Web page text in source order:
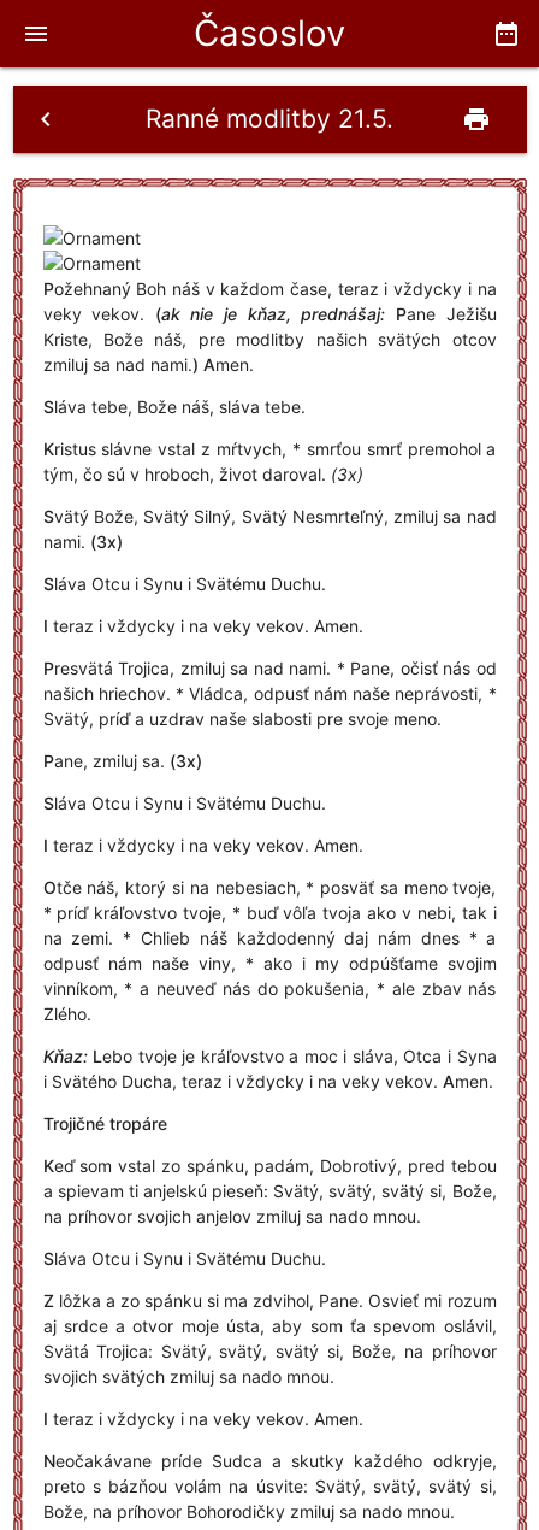
Časoslov date_range
menu
Ranné modlitby 21.5.
chevron_left print
Požehnaný Boh náš v každom čase, teraz i vždycky i na
veky vekov. (ak nie je kňaz, prednášaj: Pane Ježišu
Kriste, Bože náš, pre modlitby našich svätých otcov
zmiluj sa nad nami.) Amen.
Sláva tebe, Bože náš, sláva tebe.
Kristus slávne vstal z mŕtvych, * smrťou smrť premohol a
tým, čo sú v hroboch, život daroval. (3x)
Svätý Bože, Svätý Silný, Svätý Nesmrteľný, zmiluj sa nad
nami. (3x)
Sláva Otcu i Synu i Svätému Duchu.
I teraz i vždycky i na veky vekov. Amen.
Presvätá Trojica, zmiluj sa nad nami. * Pane, očisť nás od
našich hriechov. * Vládca, odpusť nám naše neprávosti, *
Svätý, príď a uzdrav naše slabosti pre svoje meno.
Pane, zmiluj sa. (3x)
Sláva Otcu i Synu i Svätému Duchu.
I teraz i vždycky i na veky vekov. Amen.
Otče náš, ktorý si na nebesiach, * posväť sa meno tvoje,
* príď kráľovstvo tvoje, * buď vôľa tvoja ako v nebi, tak i
na zemi. * Chlieb náš každodenný daj nám dnes * a
odpusť nám naše viny, * ako i my odpúšťame svojim
vinníkom, * a neuveď nás do pokušenia, * ale zbav nás
Zlého.
Kňaz:Lebo tvoje je kráľovstvo a moc i sláva, Otca i Syna
i Svätého Ducha, teraz i vždycky i na veky vekov. Amen.
Trojičné tropáre
Keď som vstal zo spánku, padám, Dobrotivý, pred tebou
a spievam ti anjelskú pieseň: Svätý, svätý, svätý si, Bože,
na príhovor svojich anjelov zmiluj sa nado mnou.
Sláva Otcu i Synu i Svätému Duchu.
Z lôžka a zo spánku si ma zdvihol, Pane. Osvieť mi rozum
aj srdce a otvor moje ústa, aby som ťa spevom oslávil,
Svätá Trojica: Svätý, svätý, svätý si, Bože, na príhovor
svojich svätých zmiluj sa nado mnou.
I teraz i vždycky i na veky vekov. Amen.
Neočakávane príde Sudca a skutky každého odkryje,
preto s bázňou volám na úsvite: Svätý, svätý, svätý si,
Bože, na príhovor Bohorodičky zmiluj sa nado mnou.